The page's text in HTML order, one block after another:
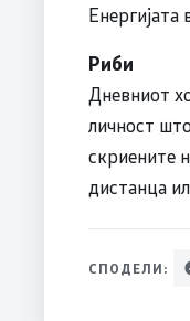
Риби
Дневниот
личност
скриените
дистанца
СПОДЕЛИ: